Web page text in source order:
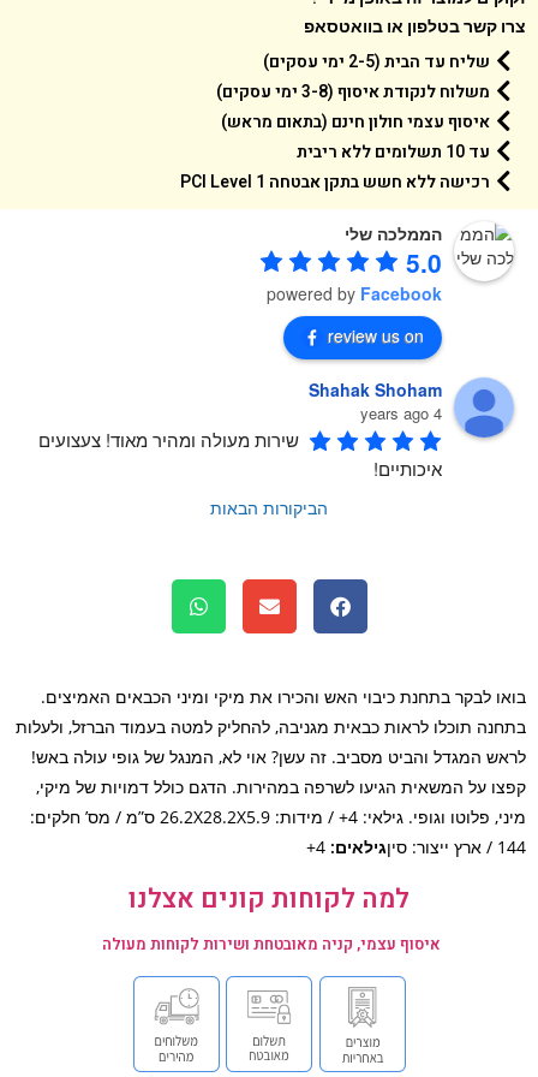
קשר בטלפון או בוואטסאפ
שליח עד הבית (2-5 ימי עסקים)
משלוח לנקודת איסוף (3-8 ימי עסקים)
איסוף עצמי חולון חינם (בתאום מראש)
עד 10 תשלומים ללא ריבית
רכישה ללא חשש בתקן אבטחה 1 PCI Level
הממלכה שלי
5.0
powered byFacebook
review us on
Shahak Shoham
4 years ago
שירות מעולה ומהיר מאוד! צעצועים
איכותיים!
הביקורות הבאות
לבקר בתחנת כיבוי האש והכירו את מיקי ומיני הכבאים האמיצים.
תוכלו לראות כבאית מגניבה, להחליק למטה בעמוד הברזל, ולעלות
המגדל והביט מסביב. זה עשן? אוי לא, המנגל של גופי עולה באש!
על המשאית הגיעו לשרפה במהירות. הדגם כולל דמויות של מיקי,
מיני, פלוטו וגופי. גילאי: 4+ / מידות: 26.2X28.2X5.9 ס”מ / מס’ חלקים:
גילאים:4+
למה לקוחות קונים אצלנו
איסוף עצמי, קניה מאובטחת ושירות לקוחות מעולה